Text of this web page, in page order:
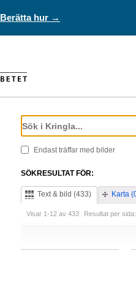
Berätta hur →
Endast träffar med bilder
SÖKRESULTAT FÖR:
Text & bild (433) Karta
Visar 1-12 av 433 Resultat per sida: